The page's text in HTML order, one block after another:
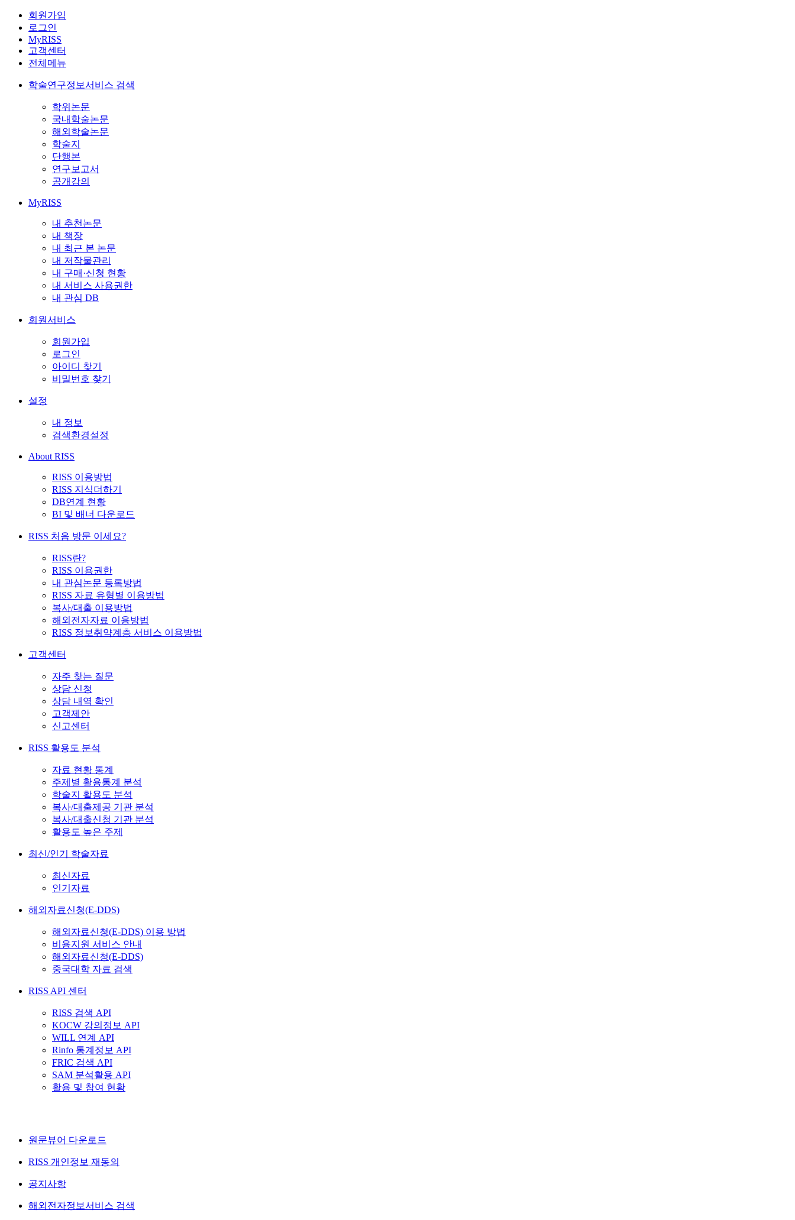
회원가입
로그인
MyRISS
고객센터
전체메뉴
학술연구정보서비스 검색
학위논문
국내학술논문
해외학술논문
학술지
단행본
연구보고서
공개강의
MyRISS
내 추천논문
내 책장
내 최근 본 논문
내 저작물관리
내 구매·신청 현황
내 서비스 사용권한
내 관심 DB
회원서비스
회원가입
로그인
아이디 찾기
비밀번호 찾기
설정
내 정보
검색환경설정
About RISS
RISS 이용방법
RISS 지식더하기
DB연계 현황
BI 및 배너 다운로드
RISS 처음 방문 이세요?
RISS란?
RISS 이용권한
내 관심논문 등록방법
RISS 자료 유형별 이용방법
복사/대출 이용방법
해외전자자료 이용방법
RISS 정보취약계층 서비스 이용방법
고객센터
자주 찾는 질문
상담 신청
상담 내역 확인
고객제안
신고센터
RISS 활용도 분석
자료 현황 통계
주제별 활용통계 분석
학술지 활용도 분석
복사/대출제공 기관 분석
복사/대출신청 기관 분석
활용도 높은 주제
최신/인기 학술자료
최신자료
인기자료
해외자료신청(E-DDS)
해외자료신청(E-DDS) 이용 방법
비용지원 서비스 안내
해외자료신청(E-DDS)
중국대학 자료 검색
RISS API 센터
RISS 검색 API
KOCW 강의정보 API
WILL 연계 API
Rinfo 통계정보 API
FRIC 검색 API
SAM 분석활용 API
활용 및 참여 현황
원문뷰어 다운로드
RISS 개인정보 재동의
공지사항
해외전자정보서비스 검색